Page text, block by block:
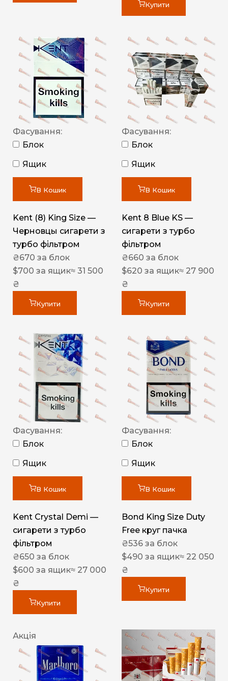
Купити
Фасування:
Блок
Ящик
В Кошик
Kent (8) King Size —
Черновцы сигарети з
турбо фільтром
₴670 за блок
$700 за ящик≈ 31 500
₴
Купити
Фасування:
Блок
Ящик
В Кошик
Kent 8 Blue KS —
сигарети з турбо
фільтром
₴660 за блок
$620 за ящик≈ 27 900
₴
Купити
Фасування:
Блок
Ящик
В Кошик
Kent Crystal Demi —
сигарети з турбо
фільтром
₴650 за блок
$600 за ящик≈ 27 000
₴
Купити
Фасування:
Блок
Ящик
В Кошик
Bond King Size Duty
Free круг пачка
₴536 за блок
$490 за ящик≈ 22 050
₴
Купити
Акція